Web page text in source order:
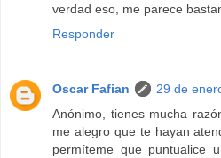
verdad eso, me parece
Responder
Oscar Fafian
29 de
Anónimo, tienes mucha
me alegro que te hayan
permíteme que puntualice